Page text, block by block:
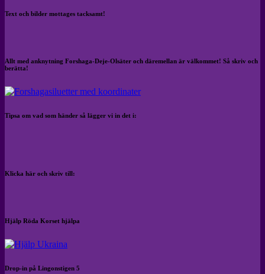
Text och bilder mottages tacksamt!
Allt med anknytning Forshaga-Deje-Olsäter och däremellan är välkommet! Så skriv och
berätta!
Tipsa om vad som händer så lägger vi in det i:
Klicka här och skriv till:
Hjälp Röda Korset hjälpa
Drop-in på Lingonstigen 5